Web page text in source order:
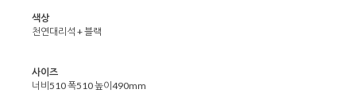
색상
천연대리석 + 블랙
사이즈
너비510 폭510 높이490mm